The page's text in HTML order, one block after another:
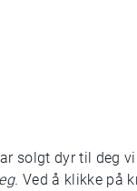
solgt dyr til deg
Ved å klikke på